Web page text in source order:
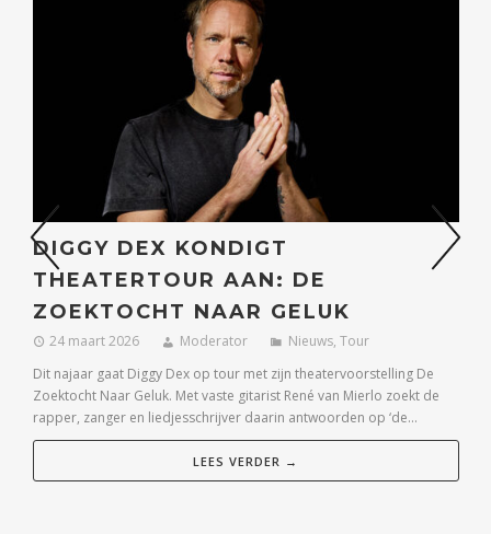
DIGGY DEX KONDIGT
THEATERTOUR AAN: DE
ZOEKTOCHT NAAR GELUK
24 maart 2026 Moderator Nieuws, Tour
Dit najaar gaat Diggy Dex op tour met zijn theatervoorstelling De
Zoektocht Naar Geluk. Met vaste gitarist René van Mierlo zoekt de
rapper, zanger en liedjesschrijver daarin antwoorden op ‘de...
LEES VERDER →
prev